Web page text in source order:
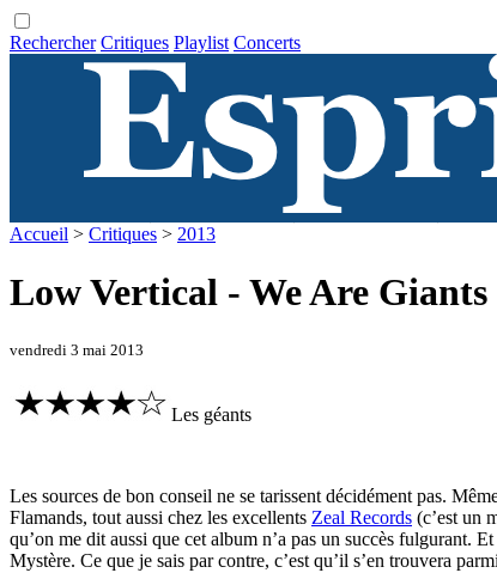
Rechercher Critiques Playlist Concerts
Accueil > Critiques > 2013
Low Vertical - We Are Giants
vendredi 3 mai 2013
Les géants
Les sources de bon conseil ne se tarissent décidément pas.
Flamands, tout aussi chez les excellents Zeal Records (c’est un
qu’on me dit aussi que cet album n’a pas un succès fulgurant.
Mystère. Ce que je sais par contre, c’est qu’il s’en trouvera